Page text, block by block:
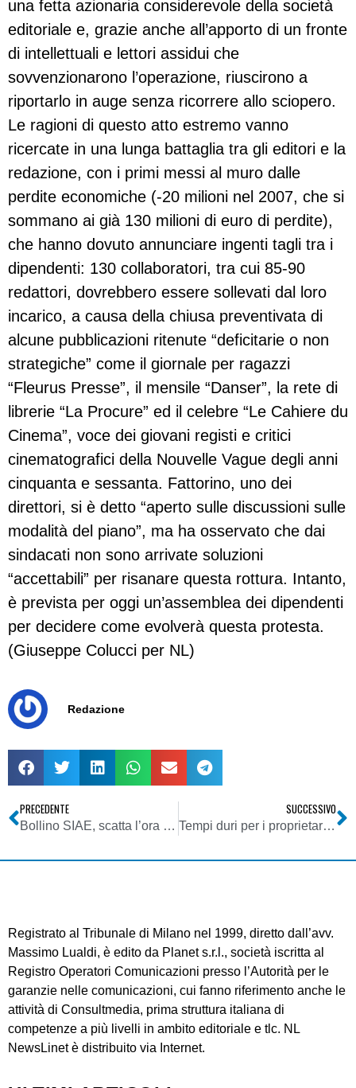
una fetta azionaria considerevole della società
editoriale e, grazie anche all’apporto di un fronte
di intellettuali e lettori assidui che
sovvenzionarono l’operazione, riuscirono a
riportarlo in auge senza ricorrere allo sciopero.
Le ragioni di questo atto estremo vanno
ricercate in una lunga battaglia tra gli editori e la
redazione, con i primi messi al muro dalle
perdite economiche (-20 milioni nel 2007, che si
sommano ai già 130 milioni di euro di perdite),
che hanno dovuto annunciare ingenti tagli tra i
dipendenti: 130 collaboratori, tra cui 85-90
redattori, dovrebbero essere sollevati dal loro
incarico, a causa della chiusa preventivata di
alcune pubblicazioni ritenute “deficitarie o non
strategiche” come il giornale per ragazzi
“Fleurus Presse”, il mensile “Danser”, la rete di
librerie “La Procure” ed il celebre “Le Cahiere du
Cinema”, voce dei giovani registi e critici
cinematografici della Nouvelle Vague degli anni
cinquanta e sessanta. Fattorino, uno dei
direttori, si è detto “aperto sulle discussioni sulle
modalità del piano”, ma ha osservato che dai
sindacati non sono arrivate soluzioni
“accettabili” per risanare questa rottura. Intanto,
è prevista per oggi un’assemblea dei dipendenti
per decidere come evolverà questa protesta.
(Giuseppe Colucci per NL)
Redazione
PRECEDENTE
Bollino SIAE, scatta l’ora dei rimborsi
SUCCESSIVO
Tempi duri per i proprietari di MySpace e Facebook
Registrato al Tribunale di Milano nel 1999, diretto dall’avv.
Massimo Lualdi, è edito da Planet s.r.l., società iscritta al
Registro Operatori Comunicazioni presso l’Autorità per le
garanzie nelle comunicazioni, cui fanno riferimento anche le
attività di Consultmedia, prima struttura italiana di
competenze a più livelli in ambito editoriale e tlc. NL
NewsLinet è distribuito via Internet.